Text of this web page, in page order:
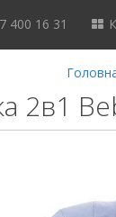
400 16 31
2в1